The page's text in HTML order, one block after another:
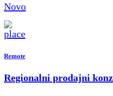
Novo
Remote
Regionalni prodajni